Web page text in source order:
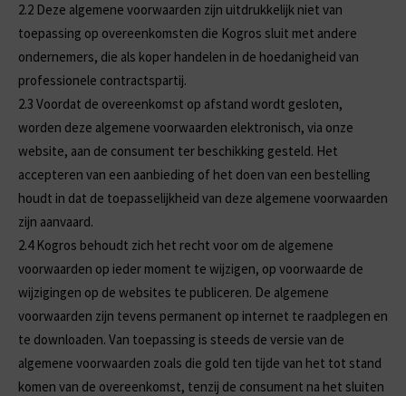
2.2 Deze algemene voorwaarden zijn uitdrukkelijk niet van
toepassing op overeenkomsten die Kogros sluit met andere
ondernemers, die als koper handelen in de hoedanigheid van
professionele contractspartij.
2.3 Voordat de overeenkomst op afstand wordt gesloten,
worden deze algemene voorwaarden elektronisch, via onze
website, aan de consument ter beschikking gesteld. Het
accepteren van een aanbieding of het doen van een bestelling
houdt in dat de toepasselijkheid van deze algemene voorwaarden
zijn aanvaard.
2.4 Kogros behoudt zich het recht voor om de algemene
voorwaarden op ieder moment te wijzigen, op voorwaarde de
wijzigingen op de websites te publiceren. De algemene
voorwaarden zijn tevens permanent op internet te raadplegen en
te downloaden. Van toepassing is steeds de versie van de
algemene voorwaarden zoals die gold ten tijde van het tot stand
komen van de overeenkomst, tenzij de consument na het sluiten